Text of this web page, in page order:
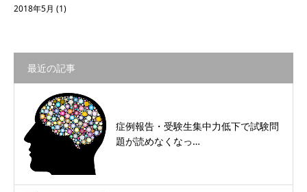
2018年5月 (1)
最近の記事
症例報告・受験生集中力低下で試験問
題が読めなくなっ…